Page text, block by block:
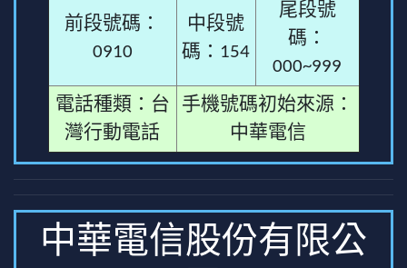
前段號碼：
0910
中段號
碼：154
尾段號
碼：
000~999
電話種類：台
灣行動電話
手機號碼初始來源：
中華電信
中華電信股份有限公